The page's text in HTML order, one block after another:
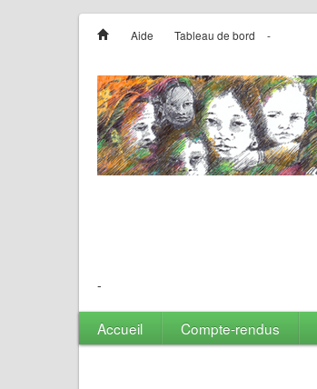
Aide Tableau de bord -
-
Accueil Compte-rendus